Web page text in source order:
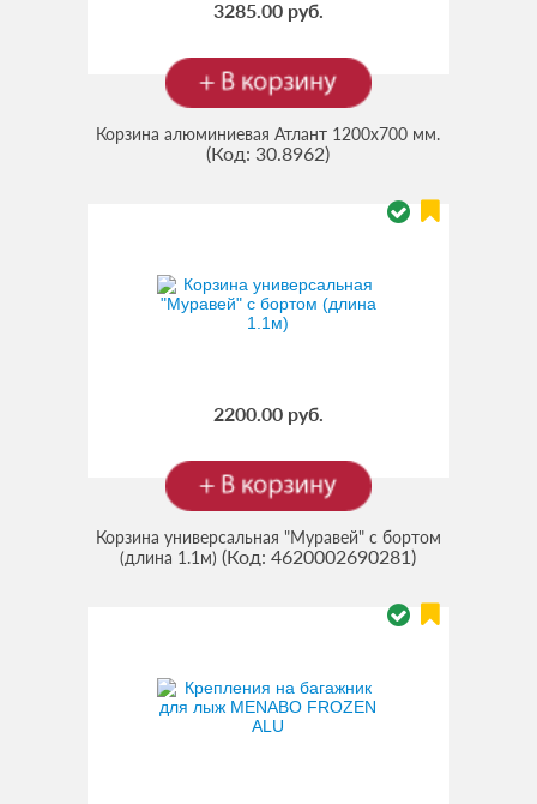
3285.00 руб.
Корзина алюминиевая Атлант 1200х700 мм.
(Код: 30.8962)
2200.00 руб.
Корзина универсальная "Муравей" с бортом
(длина 1.1м)(Код:4620002690281)